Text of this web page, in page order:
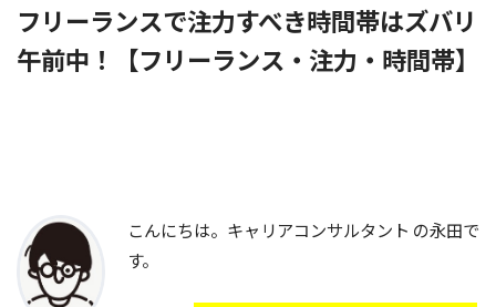
フリーランスで注力すべき時間帯はズバリ
午前中！【フリーランス・注力・時間帯】
こんにちは。キャリアコンサルタント の永田で
す。